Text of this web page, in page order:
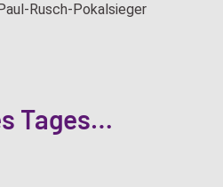
Rusch-Pokalsieger
Tages…